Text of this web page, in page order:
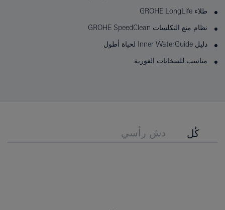
طلاء GROHE LongLife
نظام منع التكلسات GROHE SpeedClean
دليل Inner WaterGuide لحياة أطول
مناسب للسخانات الفورية
كُل دش رأسي